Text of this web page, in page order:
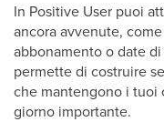
In Positive User puoi
ancora avvenute,
abbonamento o date
permette di costruire
che mantengono i
giorno importante.